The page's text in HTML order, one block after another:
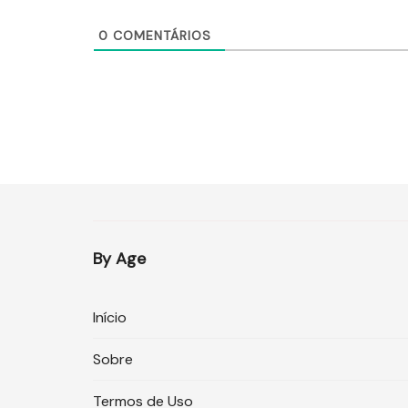
0 COMENTÁRIOS
By Age
Início
Sobre
Termos de Uso